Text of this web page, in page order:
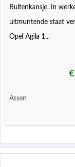
Buitenkansje. In
uitmuntende staat
Opel Agila 1...
Assen